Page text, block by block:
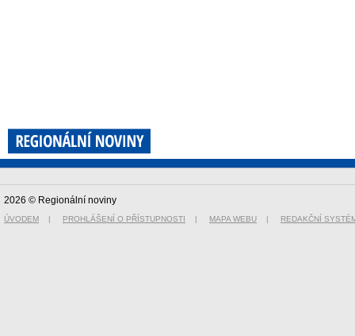
2026 © Regionální noviny
ÚVODEM | PROHLÁŠENÍ O PŘÍSTUPNOSTI | MAPA WEBU | REDAKČNÍ